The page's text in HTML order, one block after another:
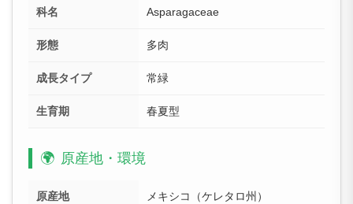
科名 Asparagaceae
形態 多肉
成長タイプ 常緑
生育期 春夏型
🌍 原産地・環境
原産地 メキシコ（ケレタロ州）